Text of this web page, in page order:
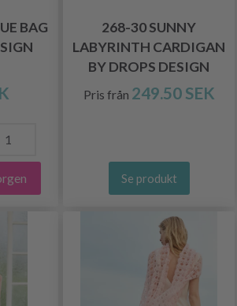
BAG
268-30 SUNNY
LABYRINTH CARDIGAN
BY DROPS DESIGN
Pris från 249.50 SEK
Se produkt